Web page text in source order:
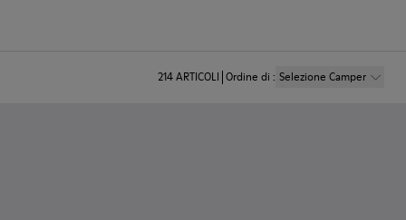
214ARTICOLI Ordine di : Selezione Camper